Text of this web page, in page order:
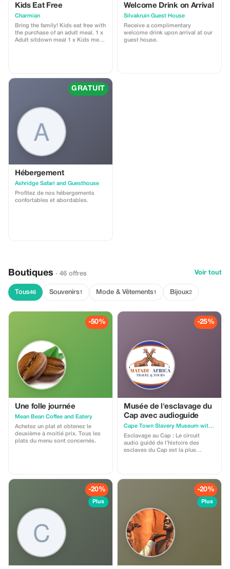
Kids Eat Free
Charmian
Bring the family! Kids eat free with
the purchase of an adult meal. 1 x
Adult sitdown meal 1 x Kids meal
Welcome Drink on Arrival
Silvakruin Guest House
Receive a complimentary
welcome drink upon arrival at our
guest house.
GRATUIT
Hébergement
Ashridge Safari and Guesthouse
Profitez de nos hébergements
confortables et abordables.
Boutiques · 46 offres Voir tout
Tous46 Souvenirs1 Mode & Vêtements1 Bijoux2
-50%
Une folle journée
Mean Bean Coffee and Eatery
Achetez un plat et obtenez le
deuxième à moitié prix. Tous les
plats du menu sont concernés.
-25%
Musée de l'esclavage du
Cap avec audioguide
Cape Town Slavery Museum with Audio Guided
Esclavage au Cap : Le circuit
audio guidé de l’histoire des
esclaves du Cap est la plus
se trouve dans le centre ville le
plus populaire à Company Garden
-20%
Plus
-20%
Plus